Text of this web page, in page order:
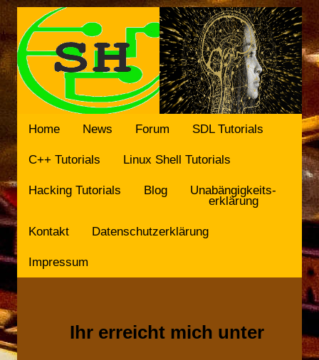
Home News Forum SDL Tutorials
C++ Tutorials Linux Shell Tutorials
Hacking Tutorials Blog Unabängigkeits-
erklärung
Kontakt Datenschutzerklärung
Impressum
Ihr erreicht mich unter